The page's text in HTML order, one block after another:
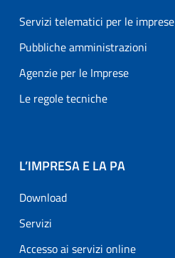
Servizi telematici per le imprese
Pubbliche amministrazioni
Agenzie per le Imprese
Le regole tecniche
L’IMPRESA E LA PA
Download
Servizi
Accesso ai servizi online